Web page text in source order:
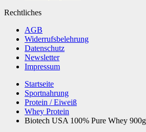
Rechtliches
AGB
Widerrufsbelehrung
Datenschutz
Newsletter
Impressum
Startseite
Sportnahrung
Protein / Eiweiß
Whey Protein
Biotech USA 100% Pure Whey 900g